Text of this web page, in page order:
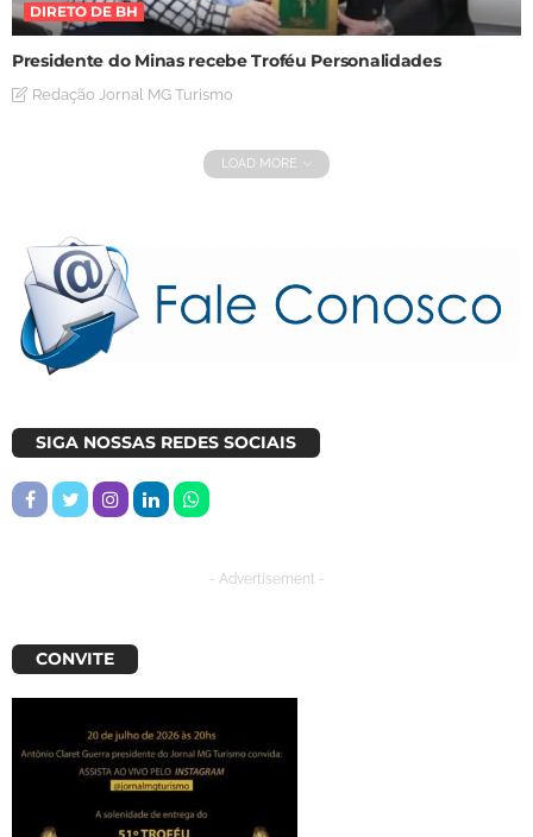
DIRETO DE BH
Presidente do Minas recebe Troféu Personalidades
Redação Jornal MG Turismo
LOAD MORE
SIGA NOSSAS REDES SOCIAIS
- Advertisement -
CONVITE